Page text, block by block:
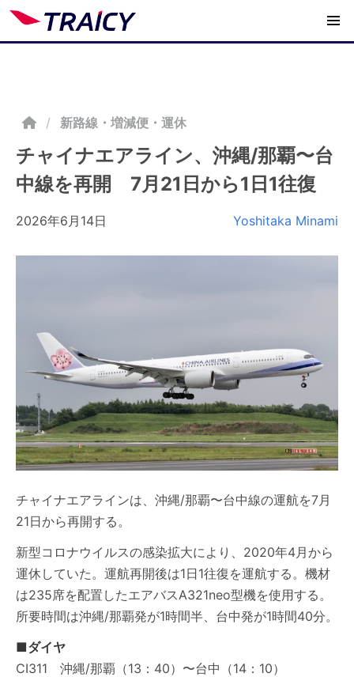
/ 新路線・増減便・運休
チャイナエアライン、沖縄/那覇〜台
中線を再開 7月21日から1日1往復
2026年6月14日 Yoshitaka Minami
チャイナエアラインは、沖縄/那覇〜台中線の運航を7月
21日から再開する。
新型コロナウイルスの感染拡大により、2020年4月から
運休していた。運航再開後は1日1往復を運航する。機材
は235席を配置したエアバスA321neo型機を使用する。
所要時間は沖縄/那覇発が1時間半、台中発が1時間40分。
■ダイヤ
CI311 沖縄/那覇（13：40）〜台中（14：10）